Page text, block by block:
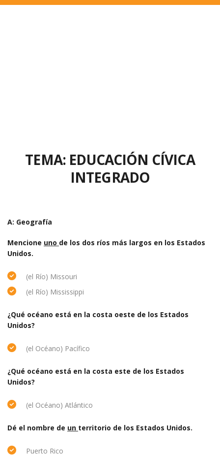
TEMA: EDUCACIÓN CÍVICA
INTEGRADO
A: Geografía
Mencione uno de los dos ríos más largos en los Estados
Unidos.
(el Río) Missouri
(el Río) Mississippi
¿Qué océano está en la costa oeste de los Estados
Unidos?
(el Océano) Pacífico
¿Qué océano está en la costa este de los Estados
Unidos?
(el Océano) Atlántico
Dé el nombre de un territorio de los Estados Unidos.
Puerto Rico